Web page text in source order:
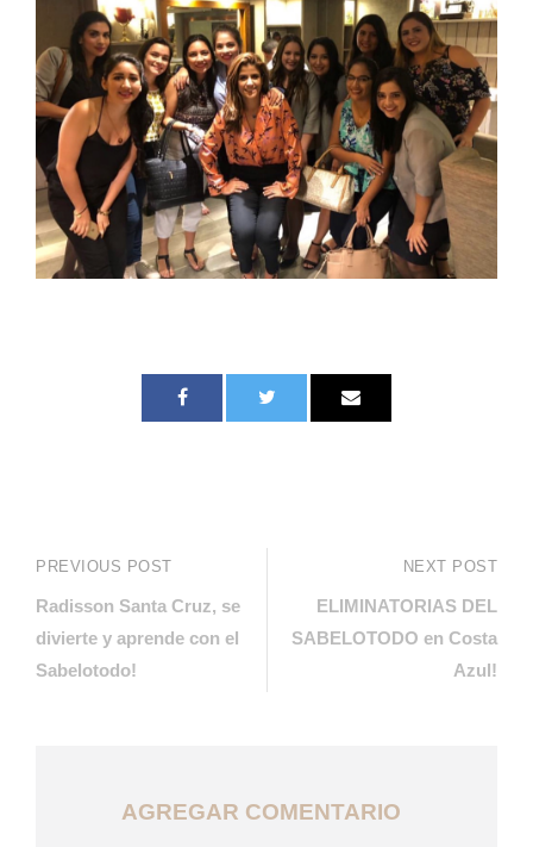
PREVIOUS POST
Radisson Santa Cruz, se
divierte y aprende con el
Sabelotodo!
NEXT POST
ELIMINATORIAS DEL
SABELOTODO en Costa
Azul!
AGREGAR COMENTARIO